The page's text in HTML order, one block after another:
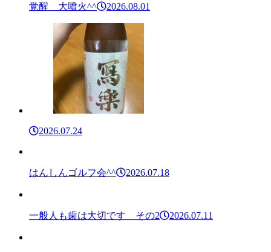
覚醒 大噴火^^ 2026.08.01
2026.07.24
はんしんゴルフ会^^ 2026.07.18
一般人も歯は大切です その2 2026.07.11